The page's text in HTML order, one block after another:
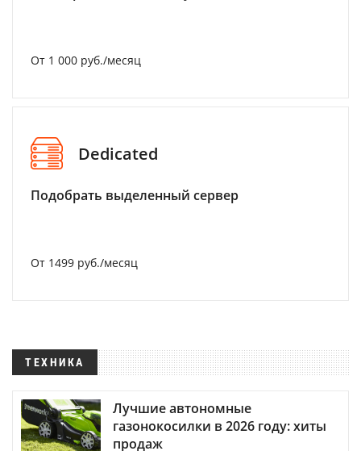
От 1 000 руб./месяц
Dedicated
Подобрать выделенный сервер
От 1499 руб./месяц
ТЕХНИКА
Лучшие автономные
газонокосилки в 2026 году: хиты
продаж